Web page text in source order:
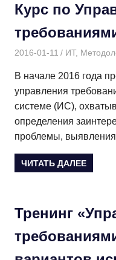
Курс по
2016-01-11 Дмитрий
ИТ,
В начале 2016 года
управления
системе (ИС),
определения
проблемы,
ЧИТАТЬ ДАЛЕЕ
Тренинг